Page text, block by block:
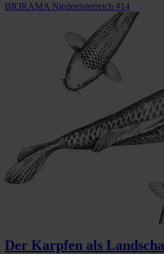
BIORAMA Niederösterreich #14
Der Karpfen als